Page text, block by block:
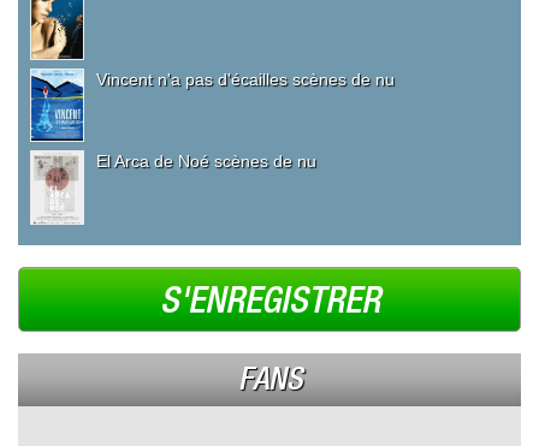
Vincent n'a pas d'écailles scènes de nu
El Arca de Noé scènes de nu
S'ENREGISTRER
FANS